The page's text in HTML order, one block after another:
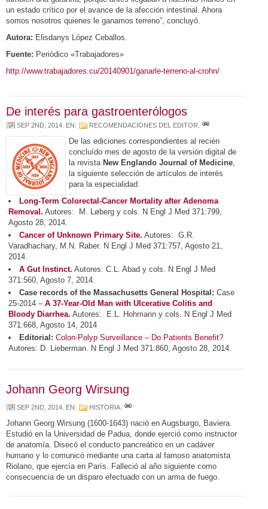
un estado crítico por el avance de la afección intestinal. Ahora
somos nosotros quienes le ganamos terreno”, concluyó.
Autora: Elisdanys López Ceballos.
Fuente: Periódico «Trabajadores»
http://www.trabajadores.cu/20140901/ganarle-terreno-al-crohn/
De interés para gastroenterólogos
SEP 2ND, 2014 . EN: RECOMENDACIONES DEL EDITOR
De las ediciones correspondientes al recién
concluído mes de agosto de la versión digital de
la revista New Englando Journal of Medicine,
la siguiente selección de artículos de interés
para la especialidad:
Long-Term Colorectal-Cancer Mortality after Adenoma
Removal. Autores: M. Løberg y cols. N Engl J Med 371:799,
Agosto 28, 2014.
Cancer of Unknown Primary Site. Autores: G.R.
Varadhachary, M.N. Raber. N Engl J Med 371:757, Agosto 21,
2014.
A Gut Instinct. Autores: C.L. Abad y cols. N Engl J Med
371:560, Agosto 7, 2014.
Case records of the Massachusetts General Hospital: Case
25-2014 – A 37-Year-Old Man with Ulcerative Colitis and
Bloody Diarrhea. Autores: E.L. Hohmann y cols. N Engl J Med
371:668, Agosto 14, 2014
Editorial: Colon-Polyp Surveillance – Do Patients Benefit?
Autores: D. Lieberman. N Engl J Med 371:860, Agosto 28, 2014.
Johann Georg Wirsung
SEP 2ND, 2014 . EN: HISTORIA
Johann Georg Wirsung (1600-1643) nació en Augsburgo, Baviera.
Estudió en la Universidad de Padua, donde ejerció como instructor
de anatomía. Disecó el conducto pancreático en un cadáver
humano y lo comunicó mediante una carta al famoso anatomista
Riolano, que ejercía en París. Falleció al año siguiente como
consecuencia de un disparo efectuado con un arma de fuego.